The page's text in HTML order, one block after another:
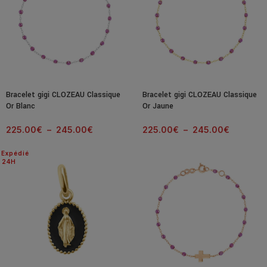
Bracelet gigi CLOZEAU Classique
Or Blanc
225.00€ – 245.00€
Bracelet gigi CLOZEAU Classique
Or Jaune
225.00€ – 245.00€
24H
Expédié